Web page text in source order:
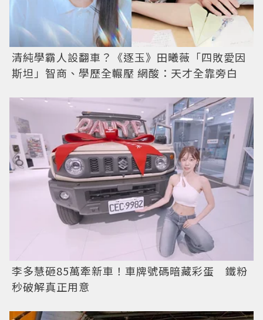
清純學霸人設翻車？《逐玉》田曦薇「四敗愛因
斯坦」智商、學歷全輾壓 網酸：天才全靠旁白
李多慧砸85萬牽新車！車牌號碼暗藏彩蛋 鐵粉
秒破解真正用意